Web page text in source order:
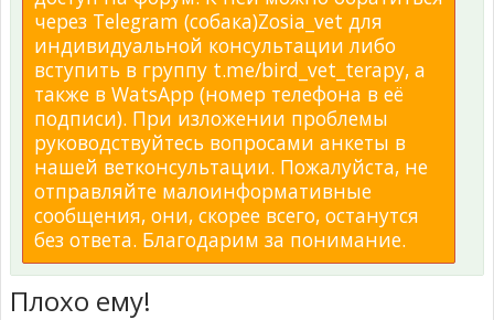
через Telegram (собака)Zosia_vet для
индивидуальной консультации либо
вступить в группу t.me/bird_vet_terapy, а
также в WatsApp (номер телефона в её
подписи). При изложении проблемы
руководствуйтесь вопросами анкеты в
нашей ветконсультации. Пожалуйста, не
отправляйте малоинформативные
сообщения, они, скорее всего, останутся
без ответа. Благодарим за понимание.
Плохо ему!